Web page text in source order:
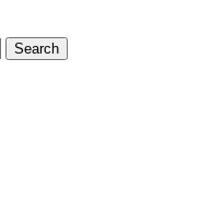
Search